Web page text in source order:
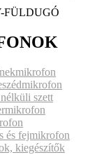
FÜLDUGÓ
szett
és fejmikrofon
kiegészítők